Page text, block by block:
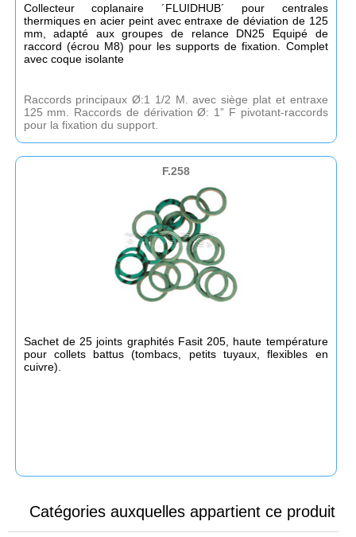
Collecteur coplanaire ´FLUIDHUB´ pour centrales
thermiques en acier peint avec entraxe de déviation de 125
mm, adapté aux groupes de relance DN25 Equipé de
raccord (écrou M8) pour les supports de fixation. Complet
avec coque isolante
Raccords principaux Ø:1 1/2 M. avec siège plat et entraxe
125 mm. Raccords de dérivation Ø: 1” F pivotant-raccords
pour la fixation du support.
F.258
Sachet de 25 joints graphités Fasit 205, haute température
pour collets battus (tombacs, petits tuyaux, flexibles en
cuivre).
Catégories auxquelles appartient ce produit